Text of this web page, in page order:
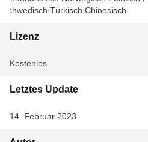
Schwedisch Türkisch Chinesisch
Lizenz
Kostenlos
Letztes Update
14. Februar 2023